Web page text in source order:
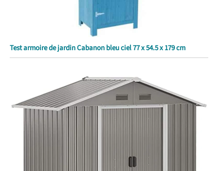
Test armoire de jardin Cabanon bleu ciel 77 x 54.5 x 179 cm